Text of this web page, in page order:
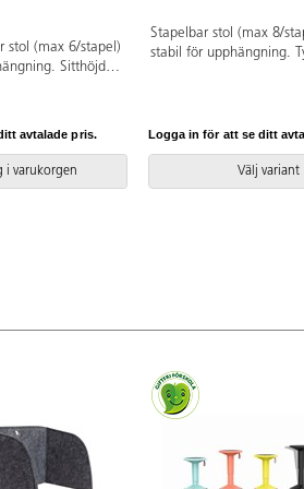
stol (max 6/stapel)
Sitthöjd
avtalade pris.
i varukorgen
Stapelbar stol (max 8/
stabil för upphängning.
svartlackerat stativ, RAL
och godkänd för
gällande Europakrav.
Logga in för att se ditt
Välj variant